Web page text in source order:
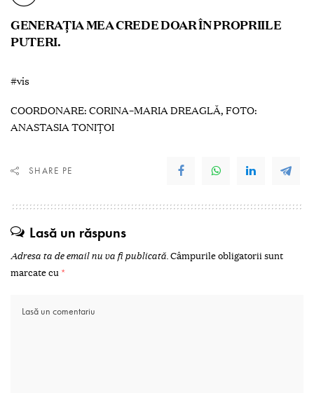
GENERAȚIA MEA CREDE DOAR ÎN PROPRIILE
PUTERI.
#vis
COORDONARE: CORINA–MARIA DREAGLĂ, FOTO:
ANASTASIA TONIȚOI
SHARE PE
Lasă un răspuns
Adresa ta de email nu va fi publicată.Câmpurile obligatorii sunt
marcate cu *